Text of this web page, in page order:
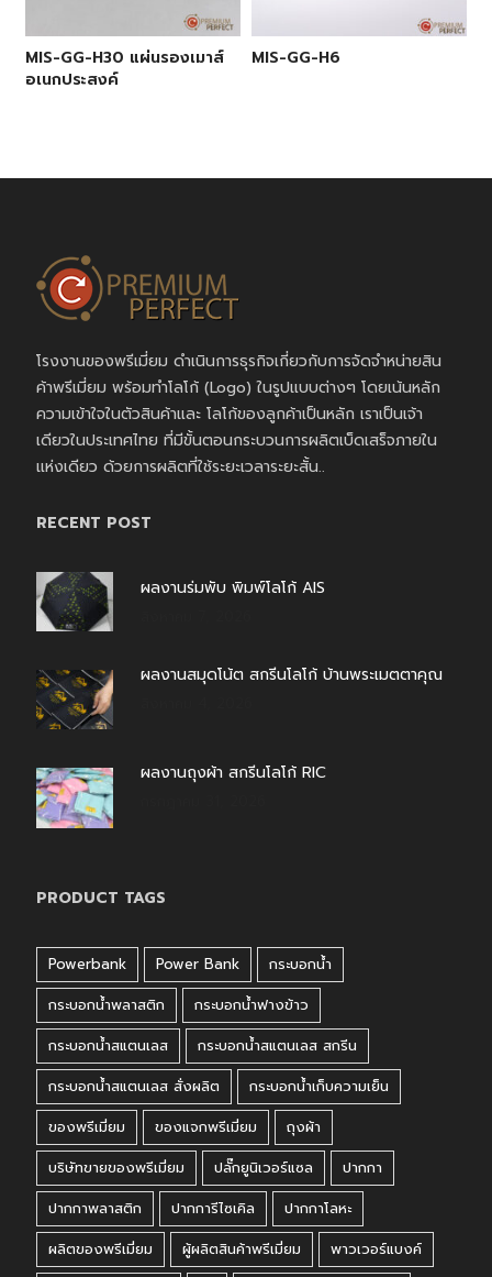
MIS-GG-H30 แผ่นรองเมาส์
อเนกประสงค์
MIS-GG-H6
โรงงานของพรีเมี่ยม ดำเนินการธุรกิจเกี่ยวกับการจัดจำหน่ายสิน
ค้าพรีเมี่ยม พร้อมทำโลโก้ (Logo) ในรูปแบบต่างๆ โดยเน้นหลัก
ความเข้าใจในตัวสินค้าและ โลโก้ของลูกค้าเป็นหลัก เราเป็นเจ้า
เดียวในประเทศไทย ที่มีขั้นตอนกระบวนการผลิตเบ็ดเสร็จภายใน
แห่งเดียว ด้วยการผลิตที่ใช้ระยะเวลาระยะสั้น..
RECENT POST
ผลงานร่มพับ พิมพ์โลโก้ AIS
ผลงานสมุดโน้ต สกรีนโลโก้ บ้านพระเมตตาคุณ
ผลงานถุงผ้า สกรีนโลโก้ RIC
PRODUCT TAGS
Powerbank Power Bank
กระบอกน้ำ
กระบอกน้ำพลาสติก
กระบอกน้ำฟางข้าว
กระบอกน้ำสแตนเลส
กระบอกน้ำสแตนเลส สกรีน
กระบอกน้ำสแตนเลส สั่งผลิต
กระบอกน้ำเก็บความเย็น
ของพรีเมี่ยม
ของแจกพรีเมี่ยม
ถุงผ้า
บริษัทขายของพรีเมี่ยม
ปลั๊กยูนิเวอร์แซล
ปากกา
ปากกาพลาสติก
ปากการีไซเคิล
ปากกาโลหะ
ผลิตของพรีเมี่ยม
ผู้ผลิตสินค้าพรีเมี่ยม
พาวเวอร์แบงค์